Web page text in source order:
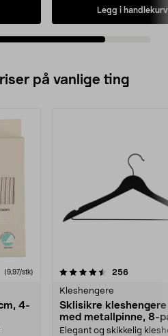
Legg i handlekurv
på vanlige ting
(9,97/stk)
4-
256
Kleshengere
Sklisikre
med metallpinne, 8-
Elegant og skikkelig
4.5av 5 stjerner